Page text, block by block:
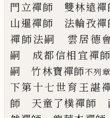
門立禪師 雙林遠禪
山暹禪師 法輪孜
禪師法嗣
雲居德
嗣
成都信相宜禪師
嗣 竹林寶禪師不列
下第十七世育王諶
師 天童了樸禪師